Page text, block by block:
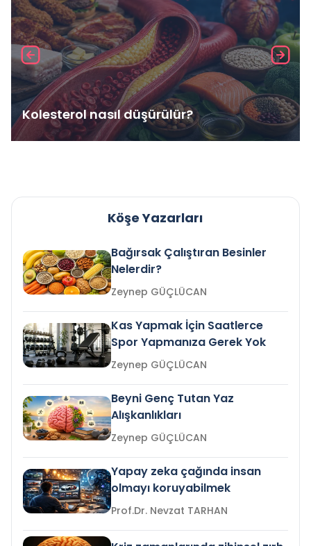
Kolesterol nasıl düşürülür?
Köşe Yazarları
Bağırsak Çalıştıran Besinler
Nelerdir?
Zeynep GÜÇLÜCAN
Kas Yapmak İçin Saatlerce
Spor Yapmanıza Gerek Yok
Zeynep GÜÇLÜCAN
Beyni Genç Tutan Yaz
Alışkanlıkları
Zeynep GÜÇLÜCAN
Yapay zeka çağında insan
olmayı koruyabilmek
Prof.Dr. Nevzat TARHAN